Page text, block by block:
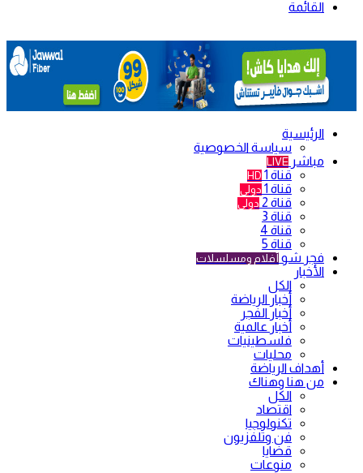
القائمة
الرئيسية
سياسة الخصوصية
مباشر LIVE
قناة 1 HD
قناة 1 دولي
قناة 2 دولي
قناة 3
قناة 4
قناة 5
فجر شو أفلام ومسلسلات
الأخبار
الكل
أخبار الرياضة
أخبار الفجر
أخبار عالمية
فلسطينيات
محليات
أهداف الرياضة
من هنا وهناك
الكل
اقتصاد
تكنولوجيا
فن وتلفزيون
قضايا
منوعات